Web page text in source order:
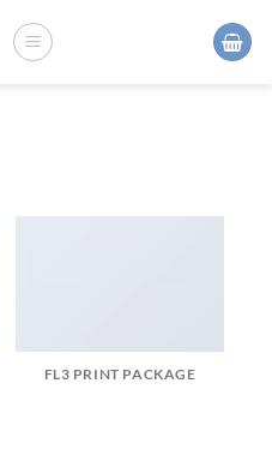
FL3 PRINT PACKAGE